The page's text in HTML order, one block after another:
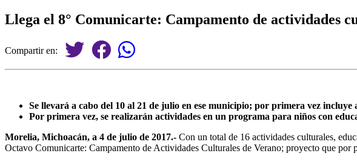
Llega el 8° Comunicarte: Campamento de actividades
Compartir en:
Se llevará a cabo del 10 al 21 de julio en ese municipio; por primera vez
Por primera vez, se realizarán actividades en un programa para niños con
Morelia, Michoacán, a 4 de julio de 2017.- Con un total de 16 actividades culturales,
Octavo Comunicarte: Campamento de Actividades Culturales de Verano; proyecto que por